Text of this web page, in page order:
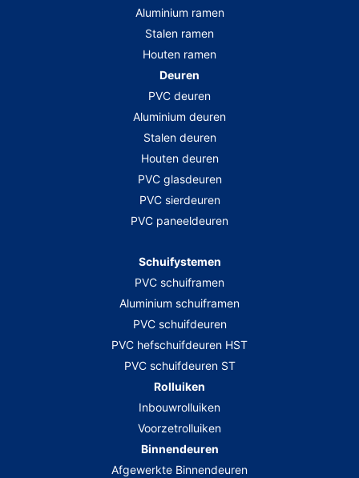
Aluminium ramen
Stalen ramen
Houten ramen
Deuren
PVC deuren
Aluminium deuren
Stalen deuren
Houten deuren
PVC glasdeuren
PVC sierdeuren
PVC paneeldeuren
Schuifystemen
PVC schuiframen
Aluminium schuiframen
PVC schuifdeuren
PVC hefschuifdeuren HST
PVC schuifdeuren ST
Rolluiken
Inbouwrolluiken
Voorzetrolluiken
Binnendeuren
Afgewerkte Binnendeuren